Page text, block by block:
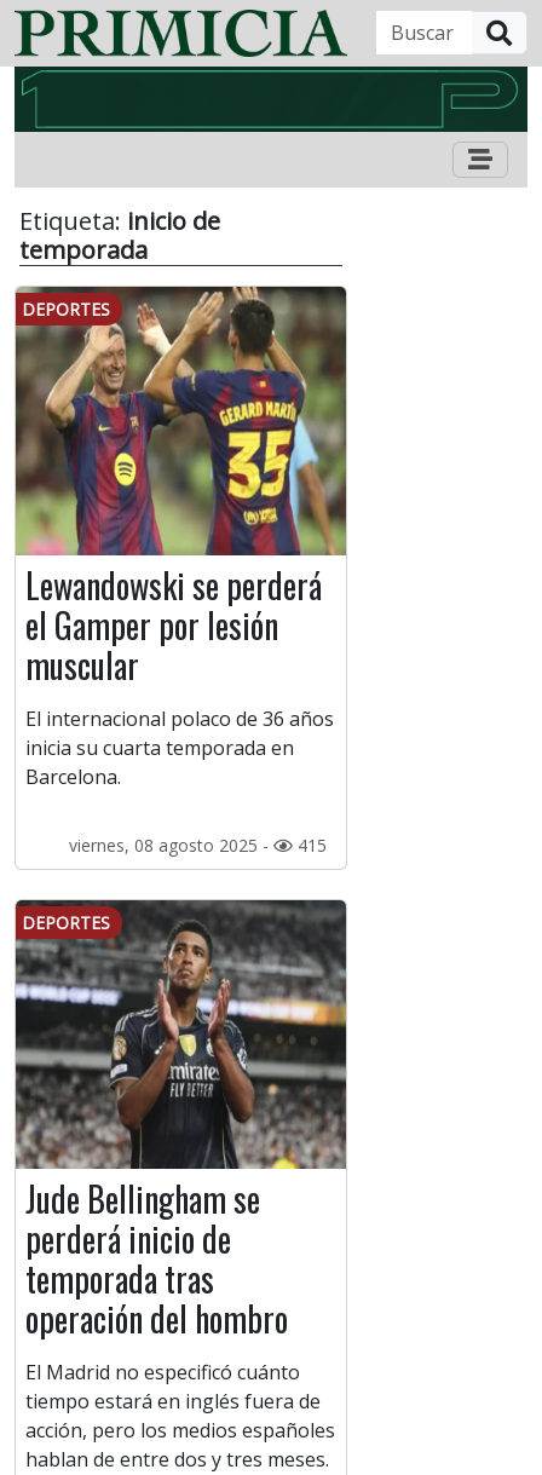
Etiqueta: inicio de
temporada
DEPORTES
Lewandowski se perderá
el Gamper por lesión
muscular
El internacional polaco de 36 años
inicia su cuarta temporada en
Barcelona.
viernes, 08 agosto 2025 - 415
DEPORTES
Jude Bellingham se
perderá inicio de
temporada tras
operación del hombro
El Madrid no especificó cuánto
tiempo estará en inglés fuera de
acción, pero los medios españoles
hablan de entre dos y tres meses.